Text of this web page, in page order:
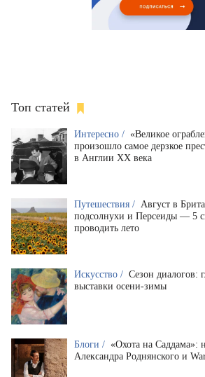
Топ статей
Интересно / «Великое
произошло самое дерзкое
в Англии XX века
Путешествия / Август в
подсолнухи и Персеиды — 5
проводить лето
Искусство / Сезон диалогов:
выставки осени-зимы
Блоги / «Охота на Саддама»:
Александра Роднянского и